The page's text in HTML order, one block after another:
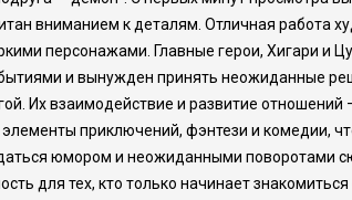
вниманием к деталям. Отличная работа
персонажами. Главные герои, Хигари и
и вынужден принять неожиданные
Их взаимодействие и развитие отношений
приключений, фэнтези и комедии,
юмором и неожиданными поворотами
для тех, кто только начинает